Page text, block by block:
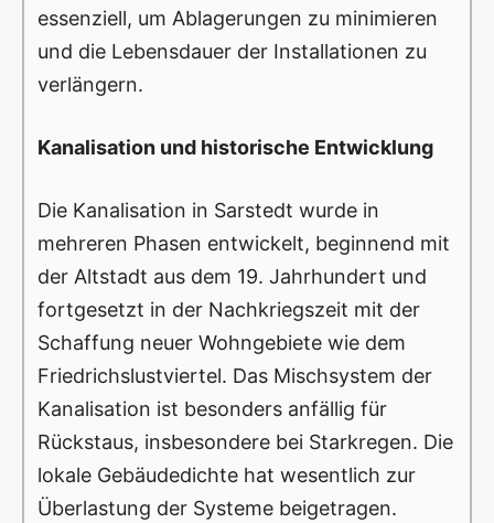
essenziell, um Ablagerungen zu minimieren
und die Lebensdauer der Installationen zu
verlängern.
Kanalisation und historische Entwicklung
Die Kanalisation in Sarstedt wurde in
mehreren Phasen entwickelt, beginnend mit
der Altstadt aus dem 19. Jahrhundert und
fortgesetzt in der Nachkriegszeit mit der
Schaffung neuer Wohngebiete wie dem
Friedrichslustviertel. Das Mischsystem der
Kanalisation ist besonders anfällig für
Rückstaus, insbesondere bei Starkregen. Die
lokale Gebäudedichte hat wesentlich zur
Überlastung der Systeme beigetragen.